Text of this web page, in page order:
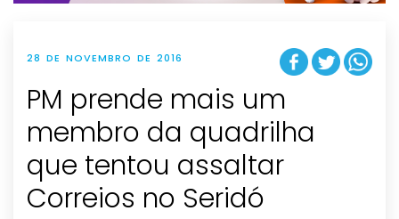
28 DE NOVEMBRO DE 2016
PM prende mais um
membro da quadrilha
que tentou assaltar
Correios no Seridó